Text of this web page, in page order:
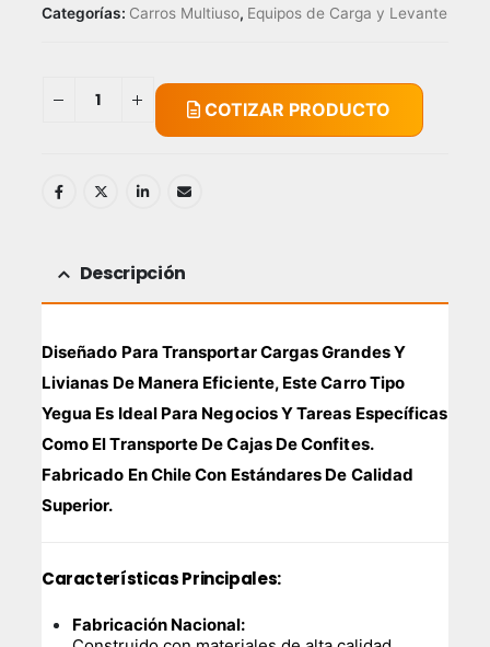
Categorías: Carros Multiuso, Equipos de Carga y Levante
COTIZAR PRODUCTO
Descripción
Diseñado Para Transportar Cargas Grandes Y
Livianas De Manera Eficiente, Este Carro Tipo
Yegua Es Ideal Para Negocios Y Tareas Específicas
Como El Transporte De Cajas De Confites.
Fabricado En Chile Con Estándares De Calidad
Superior.
Características Principales:
Fabricación Nacional: